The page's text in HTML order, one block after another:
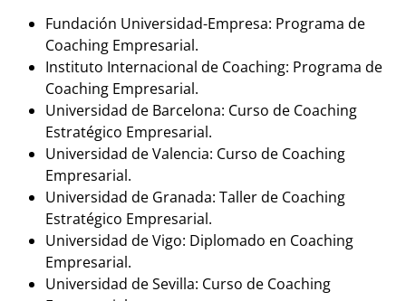
Fundación Universidad-Empresa: Programa de
Coaching Empresarial.
Instituto Internacional de Coaching: Programa de
Coaching Empresarial.
Universidad de Barcelona: Curso de Coaching
Estratégico Empresarial.
Universidad de Valencia: Curso de Coaching
Empresarial.
Universidad de Granada: Taller de Coaching
Estratégico Empresarial.
Universidad de Vigo: Diplomado en Coaching
Empresarial.
Universidad de Sevilla: Curso de Coaching